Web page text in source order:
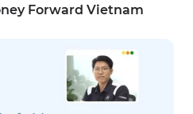
Forward Vietnam